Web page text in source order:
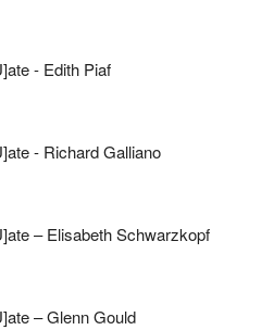
- Edith Piaf
- Richard Galliano
– Elisabeth Schwarzkopf
– Glenn Gould